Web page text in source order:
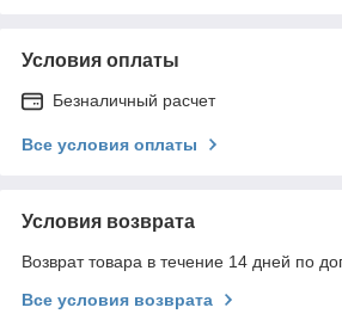
Условия оплаты
Безналичный расчет
Все условия оплаты
Условия возврата
Возврат товара в течение 14 дней по
Все условия возврата